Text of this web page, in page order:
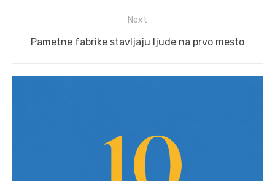
Next
Next
Pametne fabrike stavljaju ljude na prvo mesto